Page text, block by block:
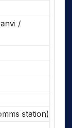
/
station)